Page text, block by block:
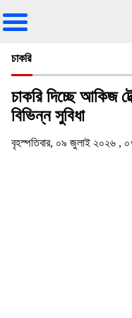
চাকরি
চাকরি দিচ্ছে আকিজ
বিভিন্ন সুবিধা
বৃহস্পতিবার, ০৯ জুলাই ২০২৬ ,